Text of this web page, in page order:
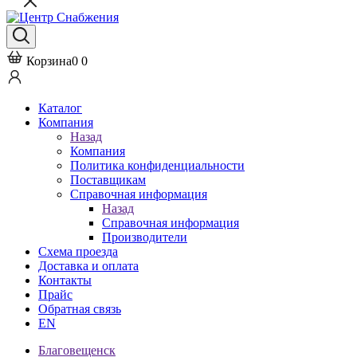
Корзина0 0
Каталог
Компания
Назад
Компания
Политика конфиденциальности
Поставщикам
Справочная информация
Назад
Справочная информация
Производители
Схема проезда
Доставка и оплата
Контакты
Прайс
Обратная связь
EN
Благовещенск